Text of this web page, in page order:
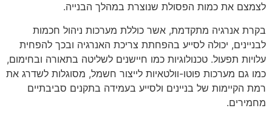
לצמצם את כמות הפסולת שנוצרת במהלך הבנייה.
בקרת אנרגיה מתקדמת, אשר כוללת מערכות ניהול חכמות
לבניינים, יכולה לסייע בהפחתת צריכת האנרגיה ובכך להפחית
עלויות תפעול. טכנולוגיות כמו חיישנים לשליטה בתאורה ובחימום,
כמו גם מערכות פוטו-וולטאיות לייצור חשמל, מסוגלות לשדרג את
רמת הקיימות של בניינים ולסייע בעמידה בתקנים סביבתיים
מחמירים.